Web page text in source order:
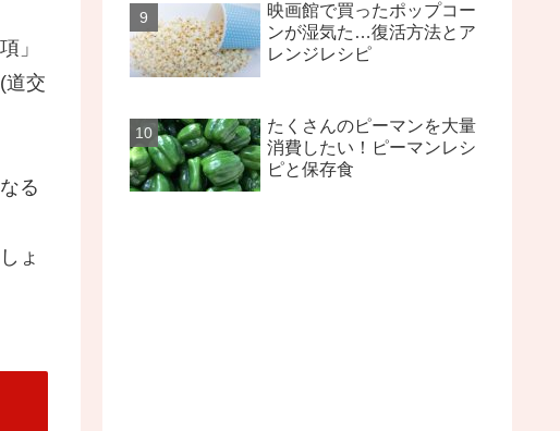
」
道交
る
ょ
映画館で買ったポップコー
ンが湿気た…復活方法とア
レンジレシピ
たくさんのピーマンを大量
消費したい！ピーマンレシ
ピと保存食